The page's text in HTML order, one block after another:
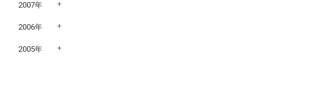
2007年
2006年
2005年